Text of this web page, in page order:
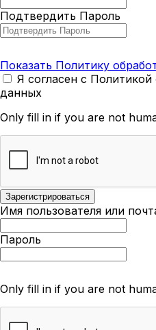
Подтвердить Пароль
Показать Политику
Я согласен с
данных
Only fill in if you are not
Имя пользователя или
Пароль
Only fill in if you are not